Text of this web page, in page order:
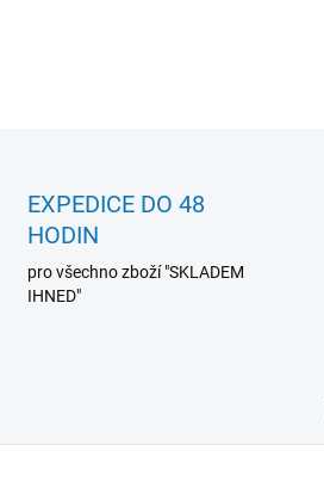
EXPEDICE DO 48
HODIN
pro všechno zboží "SKLADEM
IHNED"